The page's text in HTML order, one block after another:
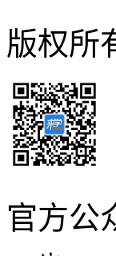
版权所
官方公